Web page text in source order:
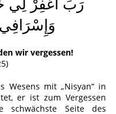
wir vergessen!
Wesens mit „Nisyan“ in
er ist zum Vergessen
schwächste Seite des